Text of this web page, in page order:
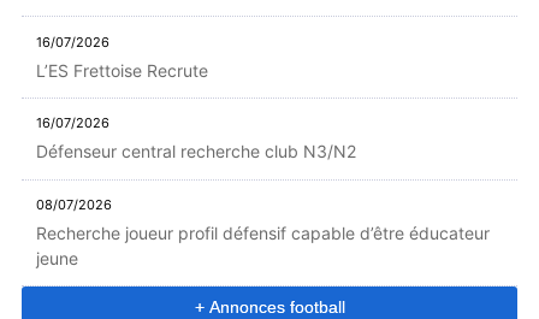
16/07/2026
L’ES Frettoise Recrute
16/07/2026
Défenseur central recherche club N3/N2
08/07/2026
Recherche joueur profil défensif capable d’être éducateur
jeune
+ Annonces football